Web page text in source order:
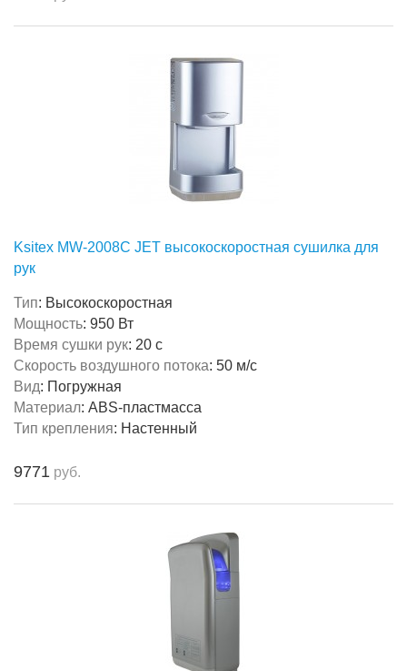
Ksitex MW-2008C JET высокоскоростная сушилка для
рук
Тип: Высокоскоростная
Мощность: 950 Вт
Время сушки рук: 20 с
Скорость воздушного потока: 50 м/с
Вид: Погружная
Материал: ABS-пластмасса
Тип крепления: Настенный
9771 руб.